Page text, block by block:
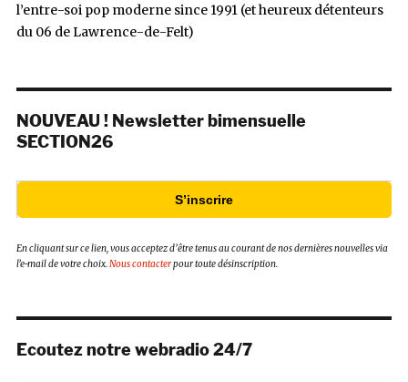
l’entre-soi pop moderne since 1991 (et heureux détenteurs
du 06 de Lawrence-de-Felt)
NOUVEAU ! Newsletter bimensuelle
SECTION26
S’inscrire
En cliquant sur ce lien, vous acceptez d’être tenus au courant de nos dernières nouvelles via
l’e-mail de votre choix.Nous contacterpour toute désinscription.
Ecoutez notre webradio 24/7